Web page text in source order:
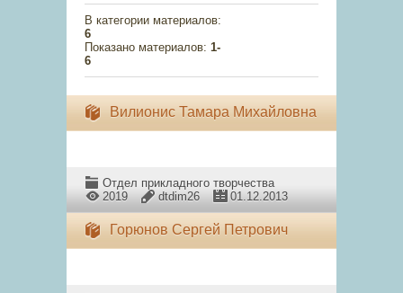
В категории материалов:
6
Показано материалов: 1-
6
Вилионис Тамара Михайловна
Отдел прикладного творчества
2019
dtdim26 01.12.2013
Горюнов Сергей Петрович